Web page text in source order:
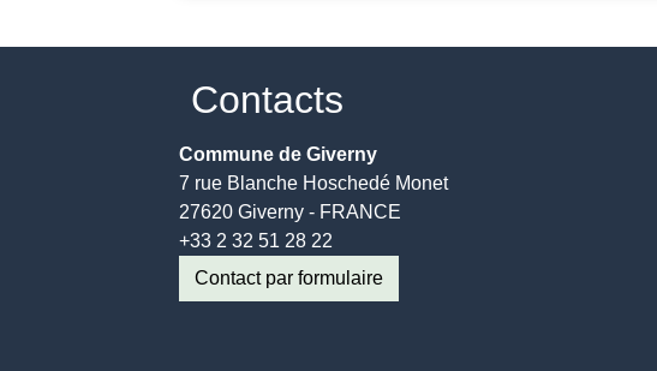
Contacts
Commune de Giverny
7 rue Blanche Hoschedé Monet
27620 Giverny - FRANCE
+33 2 32 51 28 22
Contact par formulaire